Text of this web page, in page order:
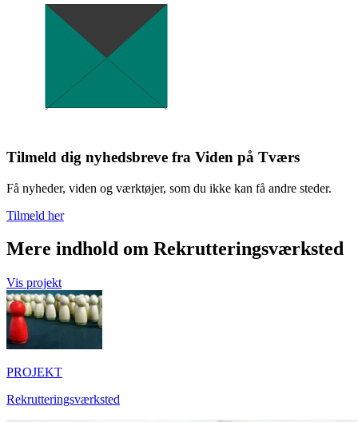
Tilmeld dig nyhedsbreve fra Viden på Tværs
Få nyheder, viden og værktøjer, som du ikke kan få andre steder.
Tilmeld her
Mere indhold om Rekrutteringsværksted
Vis projekt
PROJEKT
Rekrutteringsværksted